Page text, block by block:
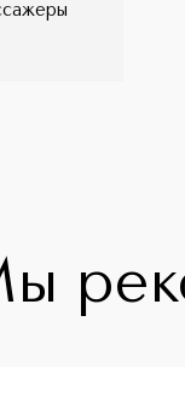
улучшает цвет